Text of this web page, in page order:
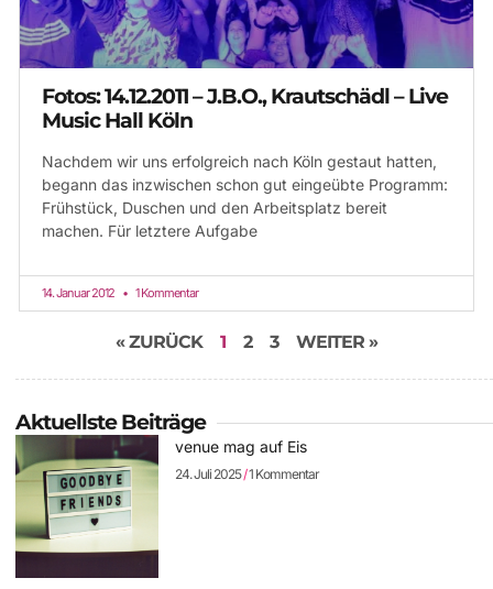
Fotos: 14.12.2011 – J.B.O., Krautschädl – Live
Music Hall Köln
Nachdem wir uns erfolgreich nach Köln gestaut hatten,
begann das inzwischen schon gut eingeübte Programm:
Frühstück, Duschen und den Arbeitsplatz bereit
machen. Für letztere Aufgabe
14. Januar 2012 1 Kommentar
« ZURÜCK 1 2 3 WEITER »
Aktuellste Beiträge
venue mag auf Eis
24. Juli 2025 1 Kommentar